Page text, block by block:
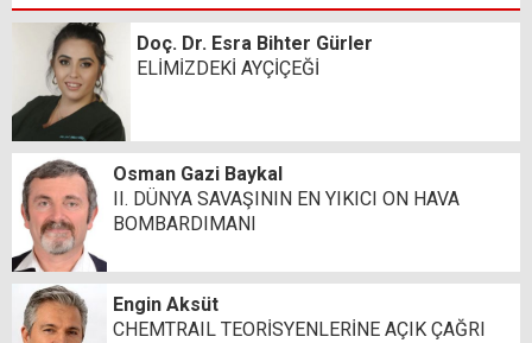
Doç. Dr. Esra Bihter Gürler
ELİMİZDEKİ AYÇİÇEĞİ
Osman Gazi Baykal
II. DÜNYA SAVAŞININ EN YIKICI ON HAVA
BOMBARDIMANI
Engin Aksüt
CHEMTRAIL TEORİSYENLERİNE AÇIK ÇAĞRI